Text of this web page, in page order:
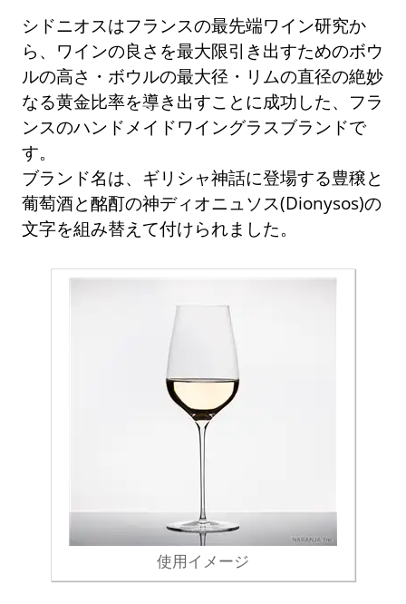
シドニオスはフランスの最先端ワイン研究か
ら、ワインの良さを最大限引き出すためのボウ
ルの高さ・ボウルの最大径・リムの直径の絶妙
なる黄金比率を導き出すことに成功した、フラ
ンスのハンドメイドワイングラスブランドで
す。
ブランド名は、ギリシャ神話に登場する豊穣と
葡萄酒と酩酊の神ディオニュソス(Dionysos)の
文字を組み替えて付けられました。
使用イメージ